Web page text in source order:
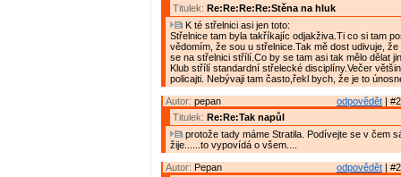
Titulek: Re:Re:Re:Re:Stěna na hluk
K té střelnici asi jen toto:
Střelnice tam byla takříkajíc odjakživa.Ti co si tam
vědomím, že sou u střelnice.Tak mě dost udivuje,
se na střelnici střílí.Co by se tam asi tak mělo dělat
Klub střílí standardní střelecké disciplíny.Večer
policajti. Nebývaji tam často,řekl bych, že je to
odpovědět |
Autor: pepan
Titulek: Re:Re:Tak napůl
protože tady máme Stratila. Podívejte se v čem
žije......to vypovídá o všem....
odpovědět |
Autor: Pepan